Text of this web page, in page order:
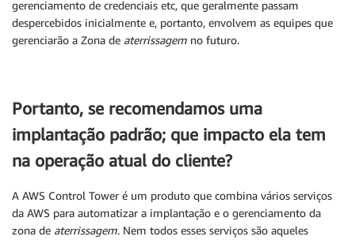
gerenciamento de credenciais etc, que geralmente passam
despercebidos inicialmente e, portanto, envolvem as equipes que
gerenciarão a Zona de aterrissagem no futuro.
Portanto, se recomendamos uma
implantação padrão; que impacto ela tem
na operação atual do cliente?
A AWS Control Tower é um produto que combina vários serviços
da AWS para automatizar a implantação e o gerenciamento da
zona de aterrissagem. Nem todos esses serviços são aqueles